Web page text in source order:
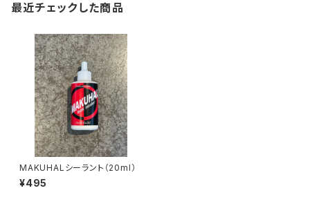
最近チェックした商品
MAKUHALシーラント（20ml）
¥495